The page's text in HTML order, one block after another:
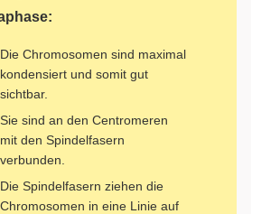
Die Chromosomen sind maximal
kondensiert und somit gut
sichtbar.
Sie sind an den Centromeren
mit den Spindelfasern
verbunden.
Die Spindelfasern ziehen die
Chromosomen in eine Linie auf